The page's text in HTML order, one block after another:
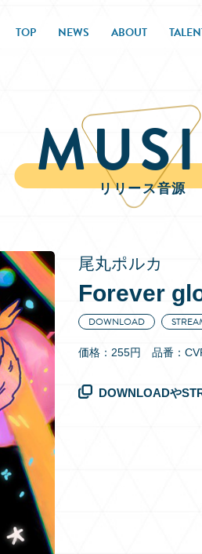
TOP NEWS ABOUT
リリース音源
尾丸ポルカ
Forever
DOWNLOAD
価格：255円 品番：
DOWNLOADや